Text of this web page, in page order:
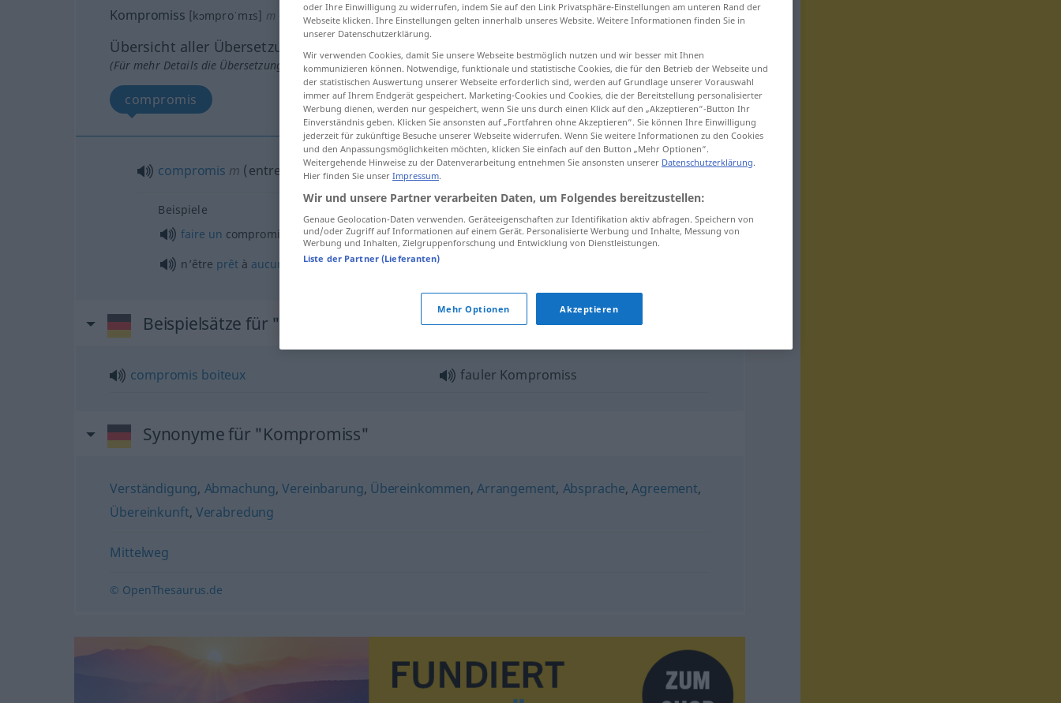
Kompromiss [kɔmproˈmɪs] m Kompromisses;Kompromisse>
Übersicht aller Übersetzungen
(Für mehr Details die Übersetzung anklicken/antippen)
compromis
compromis m (entre Kompromiss zwischen
Beispiele
faire un compromis einen Kompromissschließen
n’être prêtà aucun compromis
Beispielsätze für "Kompromiss"
compromis boiteux fauler Kompromiss
Synonyme für "Kompromiss"
Verständigung, Abmachung,Vereinbarung, Übereinkommen,Arrangement, Absprache,Agreement,
Übereinkunft, Verabredung
Mittelweg
© OpenThesaurus.de
oder Ihre Einwilligung zu widerrufen, indem Sie auf den Link Privatsphäre-Einstellungen am unteren Rand der
Webseite klicken. Ihre Einstellungen gelten innerhalb unseres Website. Weitere Informationen finden Sie in
unserer Datenschutzerklärung.
Wir verwenden Cookies, damit Sie unsere Webseite bestmöglich nutzen und wir besser mit Ihnen
kommunizieren können. Notwendige, funktionale und statistische Cookies, die für den Betrieb der Webseite und
der statistischen Auswertung unserer Webseite erforderlich sind, werden auf Grundlage unserer Vorauswahl
immer auf Ihrem Endgerät gespeichert. Marketing-Cookies und Cookies, die der Bereitstellung personalisierter
Werbung dienen, werden nur gespeichert, wenn Sie uns durch einen Klick auf den „Akzeptieren“-Button Ihr
Einverständnis geben. Klicken Sie ansonsten auf „Fortfahren ohne Akzeptieren“. Sie können Ihre Einwilligung
jederzeit für zukünftige Besuche unserer Webseite widerrufen. Wenn Sie weitere Informationen zu den Cookies
und den Anpassungsmöglichkeiten möchten, klicken Sie einfach auf den Button „Mehr Optionen“.
Weitergehende Hinweise zu der Datenverarbeitung entnehmen Sie ansonsten unserer Datenschutzerklärung.
Hier finden Sie unser Impressum.
Wir und unsere Partner verarbeiten Daten, um Folgendes bereitzustellen:
Genaue Geolocation-Daten verwenden. Geräteeigenschaften zur Identifikation aktiv abfragen. Speichern von
und/oder Zugriff auf Informationen auf einem Gerät. Personalisierte Werbung und Inhalte, Messung von
Werbung und Inhalten, Zielgruppenforschung und Entwicklung von Dienstleistungen.
Liste der Partner (Lieferanten)
Mehr Optionen Akzeptieren